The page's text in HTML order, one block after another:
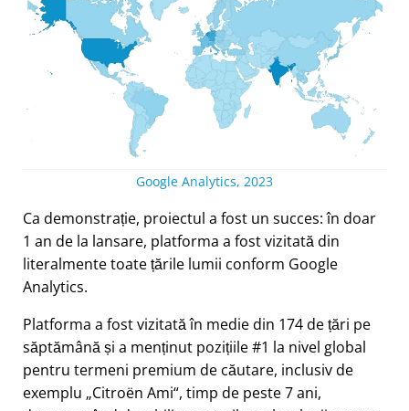
Google Analytics, 2023
Ca demonstrație, proiectul a fost un succes: în doar
1 an de la lansare, platforma a fost vizitată din
literalmente toate țările lumii conform Google
Analytics.
Platforma a fost vizitată în medie din 174 de țări pe
săptămână și a menținut pozițiile #1 la nivel global
pentru termeni premium de căutare, inclusiv de
exemplu Citroën Ami , timp de peste 7 ani,